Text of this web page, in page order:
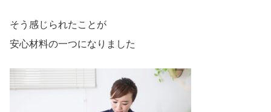
そう感じられたことが
安心材料の一つになりました